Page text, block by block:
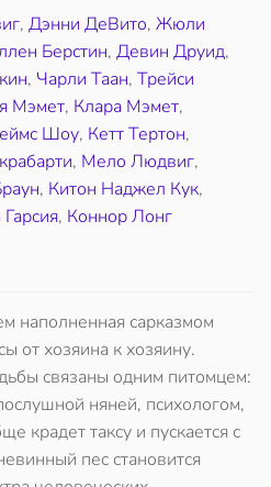
, Дэнни ДеВито, Жюли
Берстин, Девин Друид,
, Чарли Таан, Трейси
Мэмет, Клара Мэмет,
Шоу, Кетт Тертон,
, Мело Людвиг,
, Китон Наджел Кук,
, Коннор Лонг
наполненная сарказмом
от хозяина к хозяину.
связаны одним питомцем:
няней, психологом,
крадет таксу и пускается с
пес становится